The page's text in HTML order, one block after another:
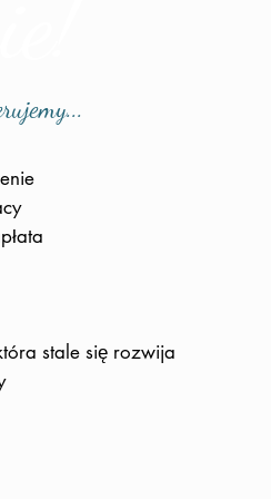
stale się rozwija